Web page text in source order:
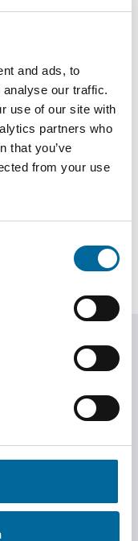
and ads, to
our traffic.
use of our site with
partners who
that you’ve
from your use
spørsmål